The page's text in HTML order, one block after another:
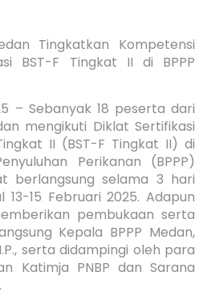
Tingkatkan Kompetensi
BST-F Tingkat II di BPPP
– Sebanyak 18 peserta dari
mengikuti Diklat Sertifikasi
II (BST-F Tingkat II) di
Perikanan (BPPP)
berlangsung selama 3 hari
15 Februari 2025. Adapun
pembukaan serta
Kepala BPPP Medan,
serta didampingi oleh para
Katimja PNBP dan Sarana